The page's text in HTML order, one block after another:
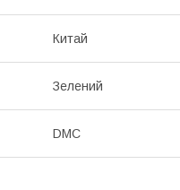
Китай
Зелений
DMC